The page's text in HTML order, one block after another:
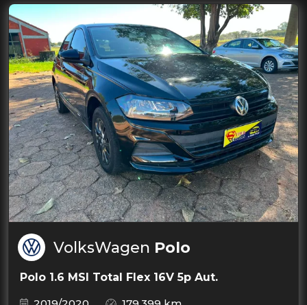
VolksWagen Polo
Polo 1.6 MSI Total Flex 16V 5p Aut.